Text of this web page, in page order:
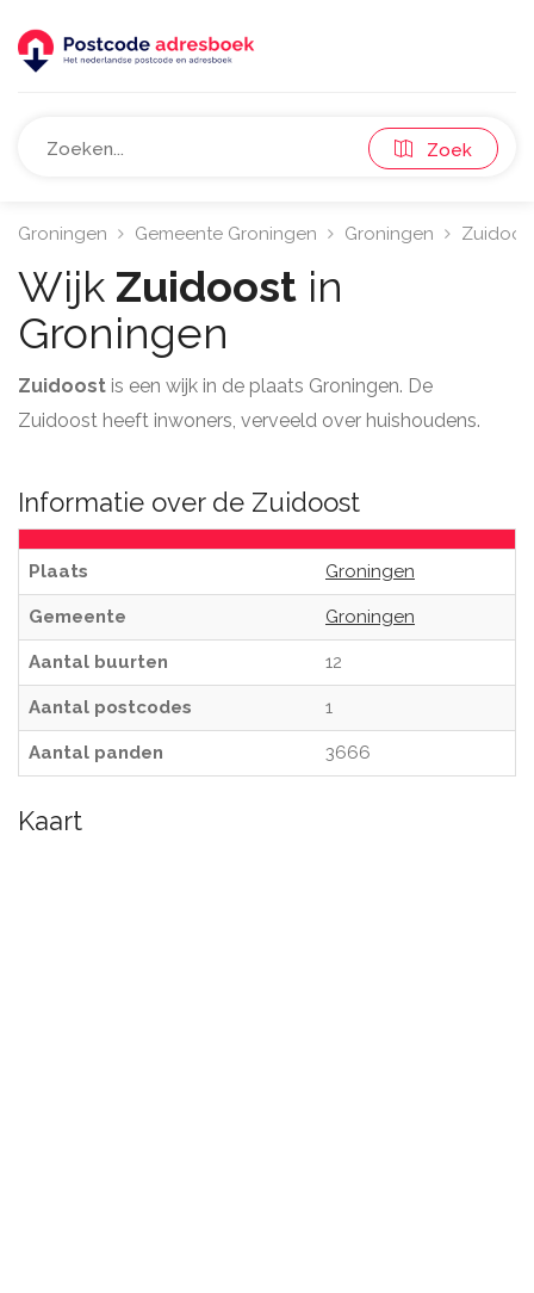
Zoek
Groningen Gemeente Groningen Groningen
Wijk Zuidoost in
Groningen
Zuidoost is een wijk in de plaats Groningen. De
Zuidoost heeft inwoners, verveeld over huishoudens.
Informatie over de Zuidoost
Plaats Groningen
Gemeente Groningen
Aantal buurten 12
Aantal postcodes 1
Aantal panden 3666
Kaart